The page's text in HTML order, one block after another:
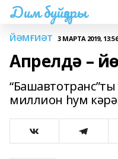
Дим буйҙары
ЙӘМҒИӘТ 3 МАРТА 2019, 13:56
Апрелдә –
“Башавтотранс”ты
миллион һум